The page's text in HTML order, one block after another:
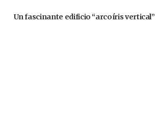
Un fascinante edificio “arcoíris